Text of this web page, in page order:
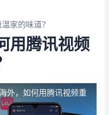
家的味道？
用腾讯视频
外，如何用腾讯视频重